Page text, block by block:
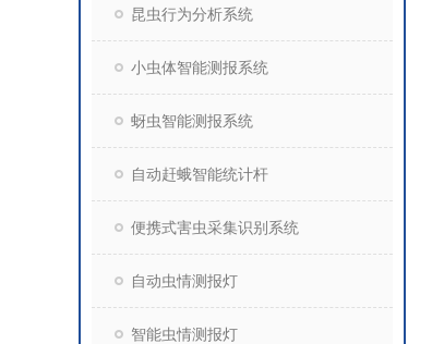
昆虫行为分析系统
小虫体智能测报系统
蚜虫智能测报系统
自动赶蛾智能统计杆
便携式害虫采集识别系统
自动虫情测报灯
智能虫情测报灯